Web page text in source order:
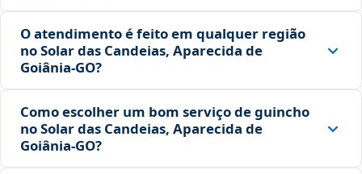
O atendimento é feito em qualquer região
no Solar das Candeias, Aparecida de
Goiânia‑GO?
Como escolher um bom serviço de guincho
no Solar das Candeias, Aparecida de
Goiânia‑GO?